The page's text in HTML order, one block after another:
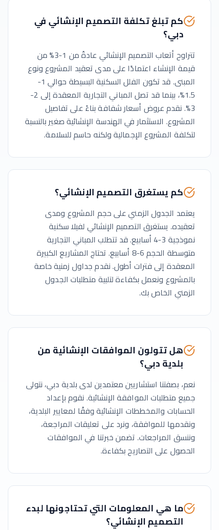
كم تبلغ تكلفة التصميم الإنشائي في
دبي؟
تتراوح أتعاب التصميم الإنشائي عادةً من 1-3% من
قيمة الإنشاء اعتمادًا على مدى تعقيد المشروع ونوع
المبنى. قد تكون الفلل السكنية البسيطة حوالي 1-
1.5%، بينما قد تصل المباني التجارية المعقدة إلى 2-
3%. نقدم عروض أسعار شفافة بناءً على تفاصيل
المشروع. الاستثمار في الهندسة الإنشائية صغير بالنسبة
لتكلفة المشروع الإجمالية ولكنه حاسم للسلامة.
كم يستغرق التصميم الإنشائي؟
يعتمد الجدول الزمني على حجم المشروع ومدى
تعقيده. يستغرق التصميم الإنشائي لفيلا سكنية
نموذجية 3-4 أسابيع. قد تتطلب المباني التجارية
متوسطة الحجم 6-8 أسابيع. تحتاج المشاريع الكبيرة
المعقدة إلى فترات أطول. نقدم جداول زمنية خاصة
بالمشروع ونعمل بكفاءة لتلبية متطلبات الجدول
الزمني الخاص بك.
هل تتولون الموافقات الإنشائية من
بلدية دبي؟
نعم، بصفتنا استشاريين معتمدين لدى بلدية دبي، نتولى
جميع متطلبات الموافقة الإنشائية. نقوم بإعداد
الحسابات والمخططات الإنشائية وفقًا لمعايير البلدية،
ونقدمها للموافقة، ونرد على تعليقات المراجعة،
وننسق المراجعات. تضمن خبرتنا في الموافقات
الحصول على التصاريح بكفاءة.
ما هي المعلومات التي تحتاجونها لبدء
التصميم الإنشائي؟